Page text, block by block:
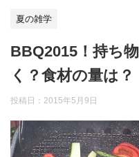
夏の雑学
BBQ2015！持ち
く？食材の量は？
投稿日： 2015年5月9日